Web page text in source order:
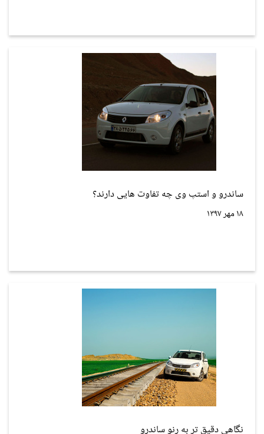
ساندرو و استپ وی چه تفاوت هایی دارند؟
۱۸ مهر ۱۳۹۷
نگاهی دقیق تر به رنو ساندرو